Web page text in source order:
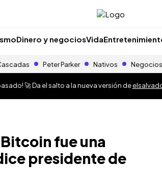
Dinero y negociosVida
Peter Parker Nativos Negocios
🚀 Da el salto a la nueva versión de
fue una
presidente de